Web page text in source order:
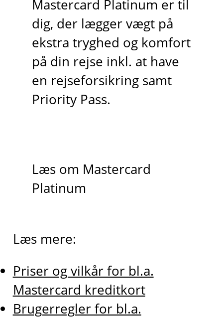
Mastercard Platinum er til
dig, der lægger vægt på
ekstra tryghed og komfort
på din rejse inkl. at have
en rejseforsikring samt
Priority Pass.
Læs om Mastercard
Platinum
Læs mere:
Priser og vilkår for bl.a.
Mastercard kreditkort
Brugerregler for bl.a.